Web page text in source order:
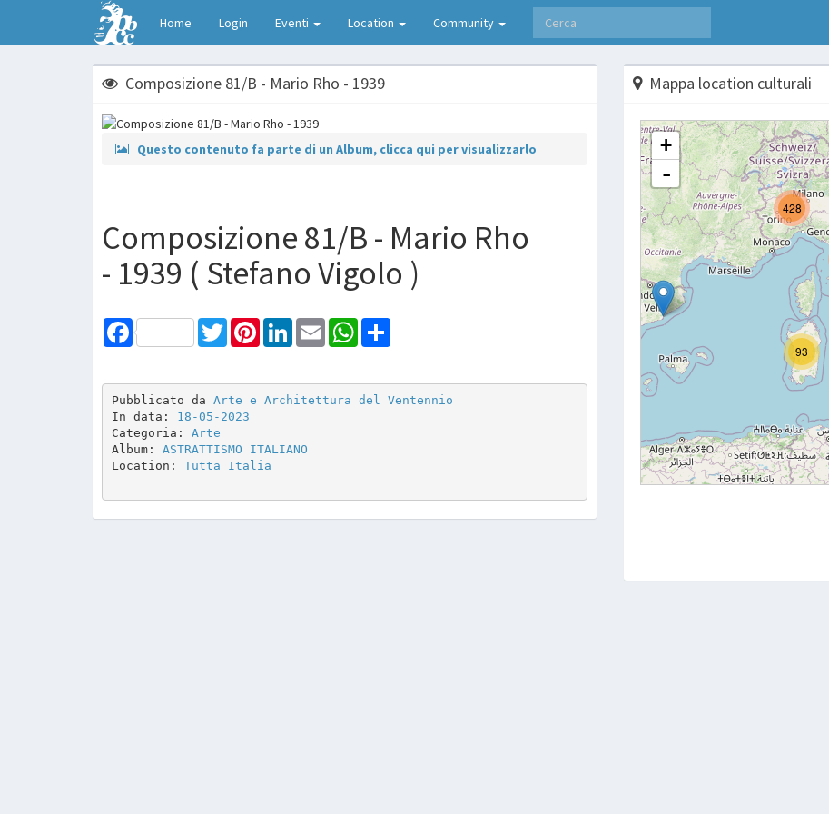
Home Login Eventi Location Community
Composizione 81/B - Mario Rho - 1939
Questo contenuto fa parte di un Album, clicca qui per visualizzarlo
Composizione 81/B - Mario Rho
- 1939 ( Stefano Vigolo )
Facebook TwitterPinterestLinkedInEmail WhatsApp
Pubblicato da Arte e Architettura del Ventennio
In data: 18-05-2023
Categoria: Arte
Album: ASTRATTISMO ITALIANO
Location: Tutta Italia
Mappa location culturali